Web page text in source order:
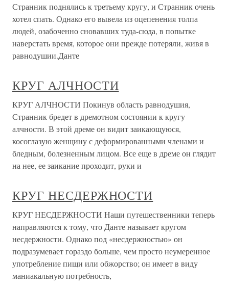
Странник поднялись к третьему кругу, и Странник очень
хотел спать. Однако его вывела из оцепенения толпа
людей, озабоченно сновавших туда-сюда, в попытке
наверстать время, которое они прежде потеряли, живя в
равнодушии.Данте
КРУГ АЛЧНОСТИ
КРУГ АЛЧНОСТИ Покинув область равнодушия,
Странник бредет в дремотном состоянии к кругу
алчности. В этой дреме он видит заикающуюся,
косоглазую женщину с деформированными членами и
бледным, болезненным лицом. Все еще в дреме он глядит
на нее, ее заикание проходит, руки и
КРУГ НЕСДЕРЖНОСТИ
КРУГ НЕСДЕРЖНОСТИ Наши путешественники теперь
направляются к тому, что Данте называет кругом
несдержности. Однако под «несдержностью» он
подразумевает гораздо больше, чем просто неумеренное
употребление пищи или обжорство; он имеет в виду
маниакальную потребность,